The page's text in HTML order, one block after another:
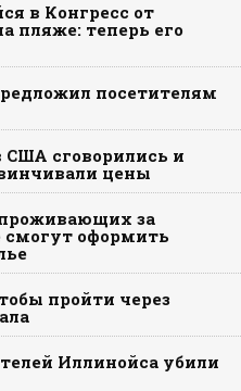
в Конгресс от
пляже: теперь его
посетителям
США сговорились и
цены
за
смогут оформить
пройти через
Иллинойса убили